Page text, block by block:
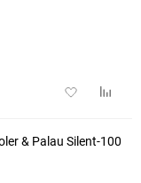
Добавить
& Palau Silent-100